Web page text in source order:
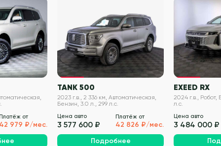
проверен
от
42 979 ₽/мес.
TANK 500
2023 г.в., 2 336 км, Автоматическая,
Бензин, 3.0 л., 299 л.с.
Цена авто
3 577 600 ₽
Платёж от
42 826 ₽/мес.
Подробнее
EXEED RX
2024 г.в., Робот,
л.с.
Цена авто
3 484 000 ₽